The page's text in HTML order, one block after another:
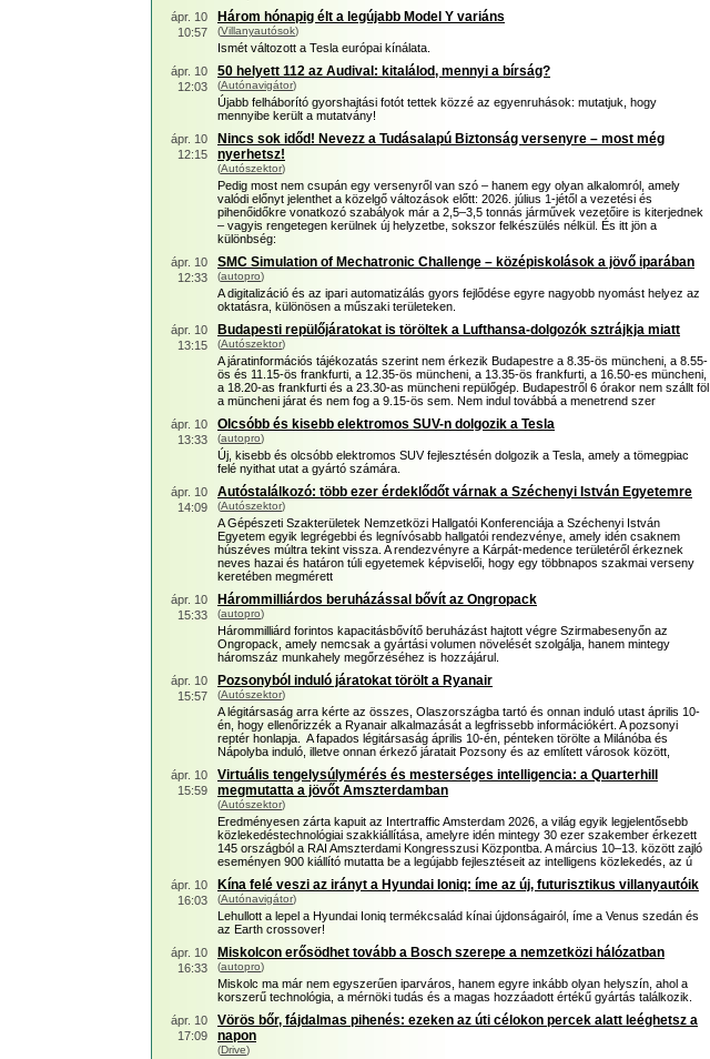
ápr. 10
10:57
Három hónapig élt a legújabb Model Y variáns
(Villanyautósok)
Ismét változott a Tesla európai kínálata.
ápr. 10
12:03
50 helyett 112 az Audival: kitalálod, mennyi a bírság?
(Autónavigátor)
Újabb felháborító gyorshajtási fotót tettek közzé az egyenruhások: mutatjuk, hogy
mennyibe került a mutatvány!
ápr. 10
12:15
Nincs sok időd! Nevezz a Tudásalapú Biztonság versenyre – most még
nyerhetsz!
(Autószektor)
Pedig most nem csupán egy versenyről van szó – hanem egy olyan alkalomról, amely
valódi előnyt jelenthet a közelgő változások előtt: 2026. július 1-jétől a vezetési és
pihenőidőkre vonatkozó szabályok már a 2,5–3,5 tonnás járművek vezetőire is kiterjednek
– vagyis rengetegen kerülnek új helyzetbe, sokszor felkészülés nélkül. És itt jön a
különbség:
ápr. 10
12:33
SMC Simulation of Mechatronic Challenge – középiskolások a jövő iparában
(autopro)
A digitalizáció és az ipari automatizálás gyors fejlődése egyre nagyobb nyomást helyez az
oktatásra, különösen a műszaki területeken.
ápr. 10
13:15
Budapesti repülőjáratokat is töröltek a Lufthansa-dolgozók sztrájkja miatt
(Autószektor)
A járatinformációs tájékozatás szerint nem érkezik Budapestre a 8.35-ös müncheni, a 8.55-
ös és 11.15-ös frankfurti, a 12.35-ös müncheni, a 13.35-ös frankfurti, a 16.50-es müncheni,
a 18.20-as frankfurti és a 23.30-as müncheni repülőgép. Budapestről 6 órakor nem szállt föl
a müncheni járat és nem fog a 9.15-ös sem. Nem indul továbbá a menetrend szer
ápr. 10
13:33
Olcsóbb és kisebb elektromos SUV-n dolgozik a Tesla
(autopro)
Új, kisebb és olcsóbb elektromos SUV fejlesztésén dolgozik a Tesla, amely a tömegpiac
felé nyithat utat a gyártó számára.
ápr. 10
14:09
Autóstalálkozó: több ezer érdeklődőt várnak a Széchenyi István Egyetemre
(Autószektor)
A Gépészeti Szakterületek Nemzetközi Hallgatói Konferenciája a Széchenyi István
Egyetem egyik legrégebbi és legnívósabb hallgatói rendezvénye, amely idén csaknem
húszéves múltra tekint vissza. A rendezvényre a Kárpát-medence területéről érkeznek
neves hazai és határon túli egyetemek képviselői, hogy egy többnapos szakmai verseny
keretében megmérett
ápr. 10
15:33
Hárommilliárdos beruházással bővít az Ongropack
(autopro)
Hárommilliárd forintos kapacitásbővítő beruházást hajtott végre Szirmabesenyőn az
Ongropack, amely nemcsak a gyártási volumen növelését szolgálja, hanem mintegy
háromszáz munkahely megőrzéséhez is hozzájárul.
ápr. 10
15:57
Pozsonyból induló járatokat törölt a Ryanair
(Autószektor)
A légitársaság arra kérte az összes, Olaszországba tartó és onnan induló utast április 10-
én, hogy ellenőrizzék a Ryanair alkalmazását a legfrissebb információkért. A pozsonyi
reptér honlapja. A fapados légitársaság április 10-én, pénteken törölte a Milánóba és
Nápolyba induló, illetve onnan érkező járatait Pozsony és az említett városok között,
ápr. 10
15:59
Virtuális tengelysúlymérés és mesterséges intelligencia: a Quarterhill
megmutatta a jövőt Amszterdamban
(Autószektor)
Eredményesen zárta kapuit az Intertraffic Amsterdam 2026, a világ egyik legjelentősebb
közlekedéstechnológiai szakkiállítása, amelyre idén mintegy 30 ezer szakember érkezett
145 országból a RAI Amszterdami Kongresszusi Központba. A március 10–13. között zajló
eseményen 900 kiállító mutatta be a legújabb fejlesztéseit az intelligens közlekedés, az ú
ápr. 10
16:03
Kína felé veszi az irányt a Hyundai Ioniq: íme az új, futurisztikus villanyautóik
(Autónavigátor)
Lehullott a lepel a Hyundai Ioniq termékcsalád kínai újdonságairól, íme a Venus szedán és
az Earth crossover!
ápr. 10
16:33
Miskolcon erősödhet tovább a Bosch szerepe a nemzetközi hálózatban
(autopro)
Miskolc ma már nem egyszerűen iparváros, hanem egyre inkább olyan helyszín, ahol a
korszerű technológia, a mérnöki tudás és a magas hozzáadott értékű gyártás találkozik.
ápr. 10
17:09
Vörös bőr, fájdalmas pihenés: ezeken az úti célokon percek alatt leéghetsz a
napon
(Drive)